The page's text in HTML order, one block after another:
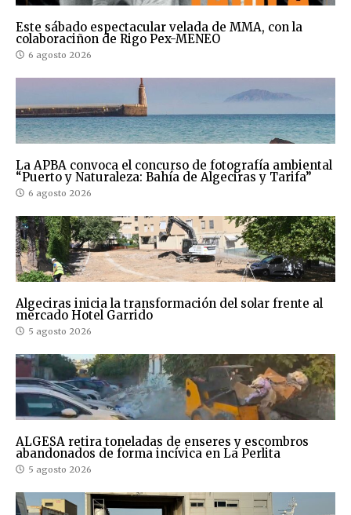
Este sábado espectacular velada de MMA, con la
colaboraciñon de Rigo Pex-MENEO
6 agosto 2026
La APBA convoca el concurso de fotografía ambiental
“Puerto y Naturaleza: Bahía de Algeciras y Tarifa”
6 agosto 2026
Algeciras inicia la transformación del solar frente al
mercado Hotel Garrido
5 agosto 2026
ALGESA retira toneladas de enseres y escombros
abandonados de forma incívica en La Perlita
5 agosto 2026